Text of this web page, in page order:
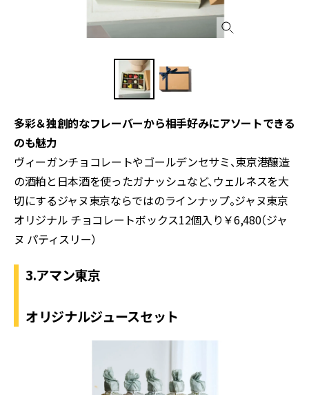
多彩＆独創的なフレーバーから相手好みにアソートできる
のも魅力
ヴィーガンチョコレートやゴールデンセサミ、東京港醸造
の酒粕と日本酒を使ったガナッシュなど、ウェルネスを大
切にするジャヌ東京ならではのラインナップ。ジャヌ東京
オリジナル チョコレートボックス12個入り￥6,480（ジャ
ヌ パティスリー）
3.アマン東京
オリジナルジュースセット